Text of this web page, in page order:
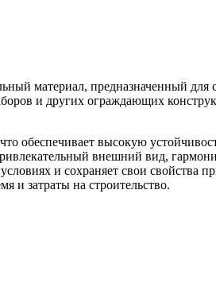
материал, предназначенный для
и других ограждающих
обеспечивает высокую
внешний вид,
и сохраняет свои свойства
и затраты на строительство.